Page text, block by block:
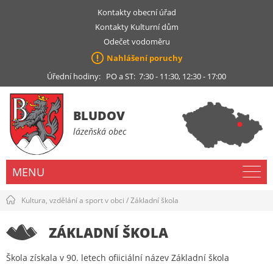
Kontakty obecní úřad
Kontakty Kulturní dům
Odečet vodoměru
Nahlášení poruchy
Úřední hodiny: PO a ST: 7:30 - 11:30, 12:30 - 17:00
BLUDOV
lázeňská obec
MENU
Kultura, vzdělání a sport v obci /Základní škola
ZÁKLADNÍ ŠKOLA
Škola získala v 90. letech ofiiciální název Základní škola